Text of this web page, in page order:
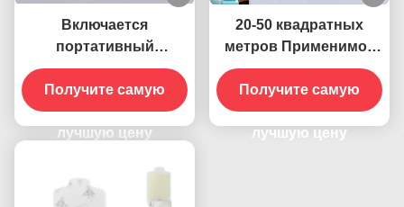
Включается
портативный
настенный розетка
электрическая 395 НМ
УФ-убийца комаров
лампа устойчивый и
контроль насекомых
Получите самую
лучшую цену
20-50 квадратных
метров Применимое
электрическое
стеновое
подключение к
розетке УФ лампа-
Получите самую
лучшую цену